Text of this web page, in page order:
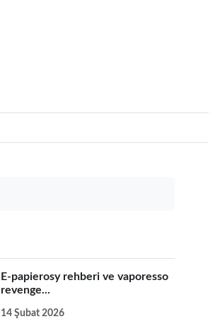
E-papierosy rehberi ve vaporesso
revenge...
14 Şubat 2026